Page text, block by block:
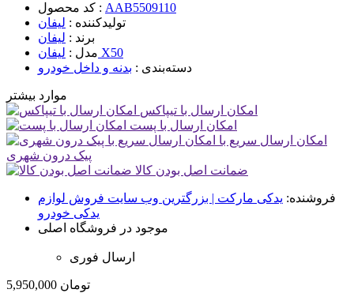
کد محصول : AAB5509110
تولیدکننده : لیفان
برند : لیفان
مدل : لیفان X50
دسته‌بندی : بدنه و داخل خودرو
موارد بیشتر
امکان ارسال با تیپاکس
امکان ارسال با پست
امکان ارسال سریع با
پیک درون شهری
ضمانت اصل بودن کالا
فروشنده: یدکی مارکت | بزرگترین وب سایت فروش لوازم
یدکی خودرو
موجود در فروشگاه اصلی
ارسال فوری
5,950,000 تومان